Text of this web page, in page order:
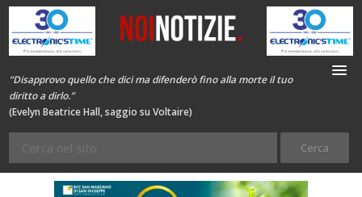
“Disapprovo quello che dici ma difenderò fino alla morte il tuo
diritto a dirlo.”
(Evelyn Beatrice Hall, saggio su Voltaire)